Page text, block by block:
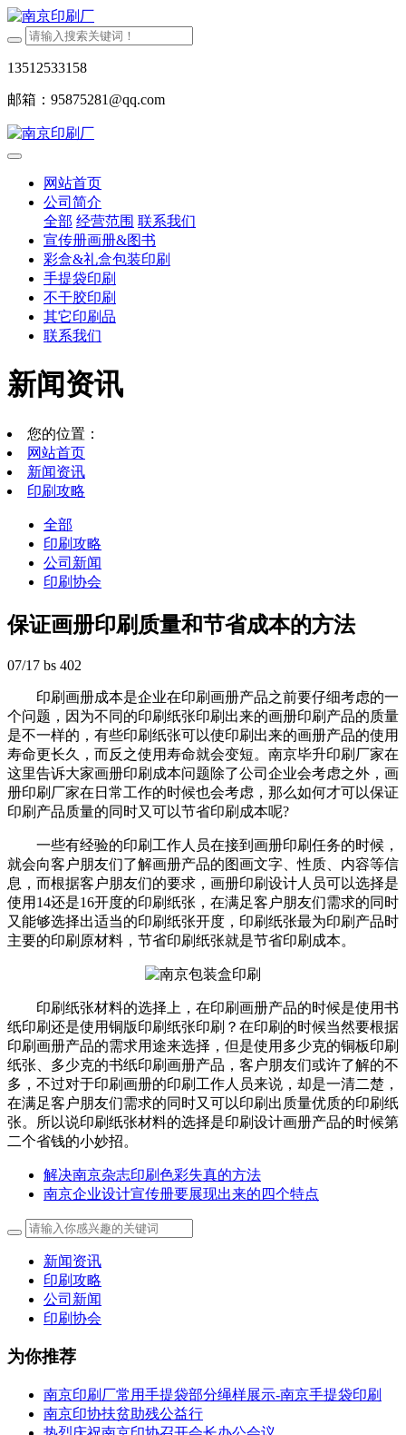
13512533158
邮箱：95875281@qq.com
网站首页
公司简介
全部 经营范围 联系我们
宣传册画册&图书
彩盒&礼盒包装印刷
手提袋印刷
不干胶印刷
其它印刷品
联系我们
新闻资讯
您的位置：
网站首页
新闻资讯
印刷攻略
全部
印刷攻略
公司新闻
印刷协会
保证画册印刷质量和节省成本的方法
07/17 bs 402
印刷画册成本是企业在印刷画册产品之前要仔细考虑的一
个问题，因为不同的印刷纸张印刷出来的画册印刷产品的质量
是不一样的，有些印刷纸张可以使印刷出来的画册产品的使用
寿命更长久，而反之使用寿命就会变短。南京毕升印刷厂家在
这里告诉大家画册印刷成本问题除了公司企业会考虑之外，画
册印刷厂家在日常工作的时候也会考虑，那么如何才可以保证
印刷产品质量的同时又可以节省印刷成本呢?
一些有经验的印刷工作人员在接到画册印刷任务的时候，
就会向客户朋友们了解画册产品的图画文字、性质、内容等信
息，而根据客户朋友们的要求，画册印刷设计人员可以选择是
使用14还是16开度的印刷纸张，在满足客户朋友们需求的同时
又能够选择出适当的印刷纸张开度，印刷纸张最为印刷产品时
主要的印刷原材料，节省印刷纸张就是节省印刷成本。
印刷纸张材料的选择上，在印刷画册产品的时候是使用书
纸印刷还是使用铜版印刷纸张印刷？在印刷的时候当然要根据
印刷画册产品的需求用途来选择，但是使用多少克的铜板印刷
纸张、多少克的书纸印刷画册产品，客户朋友们或许了解的不
多，不过对于印刷画册的印刷工作人员来说，却是一清二楚，
在满足客户朋友们需求的同时又可以印刷出质量优质的印刷纸
张。所以说印刷纸张材料的选择是印刷设计画册产品的时候第
二个省钱的小妙招。
解决南京杂志印刷色彩失真的方法
南京企业设计宣传册要展现出来的四个特点
新闻资讯
印刷攻略
公司新闻
印刷协会
为你推荐
南京印刷厂常用手提袋部分绳样展示-南京手提袋印刷
南京印协扶贫助残公益行